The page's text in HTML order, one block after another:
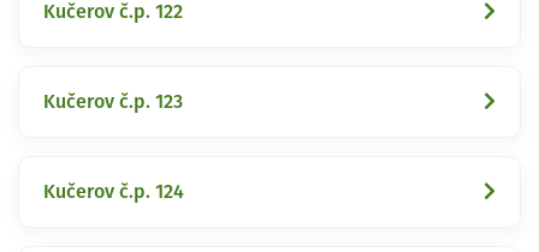
Kučerov č.p. 122
Kučerov č.p. 123
Kučerov č.p. 124